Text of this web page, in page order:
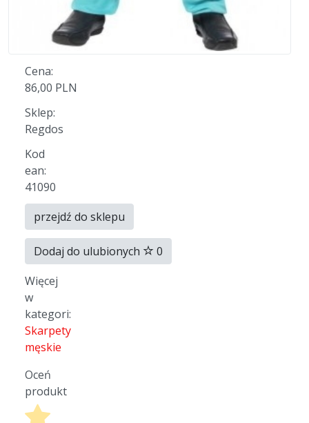
Cena:
86,00 PLN
Sklep:
Regdos
Kod
ean:
41090
przejdź do sklepu
Dodaj do ulubionych
0
Więcej
w
kategori:
Skarpety
męskie
Oceń
produkt